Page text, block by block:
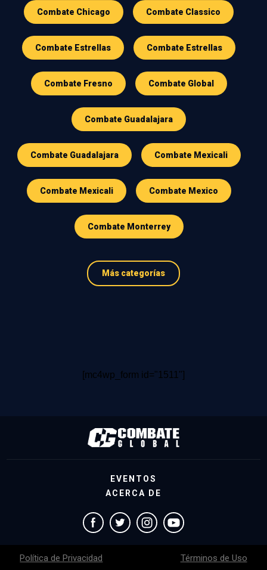
Combate Chicago Combate Classico
Combate Estrellas Combate Estrellas
Combate Fresno Combate Global
Combate Guadalajara
Combate Guadalajara Combate Mexicali
Combate Mexicali Combate Mexico
Combate Monterrey
Más categorías
[mc4wp_form id="1511"]
EVENTOS
ACERCA DE
Política de Privacidad Términos de Uso